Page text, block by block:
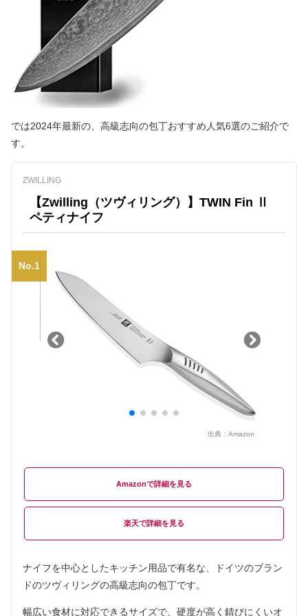
では2024年最新の、高級志向の包丁おすすめ人気6選のご紹介で
す。
ZWILLING
【Zwilling（ツヴィリング）】TWIN Fin Ⅱ
ペティナイフ
No.1
出典： Amazon
Amazon
楽天
ナイフを中心としたキッチン用品で有名な、ドイツのブラン
ドのツヴィリングの高級志向の包丁です。
幅広い食材に対応できるサイズで、硬度が高く錆びにくいオ